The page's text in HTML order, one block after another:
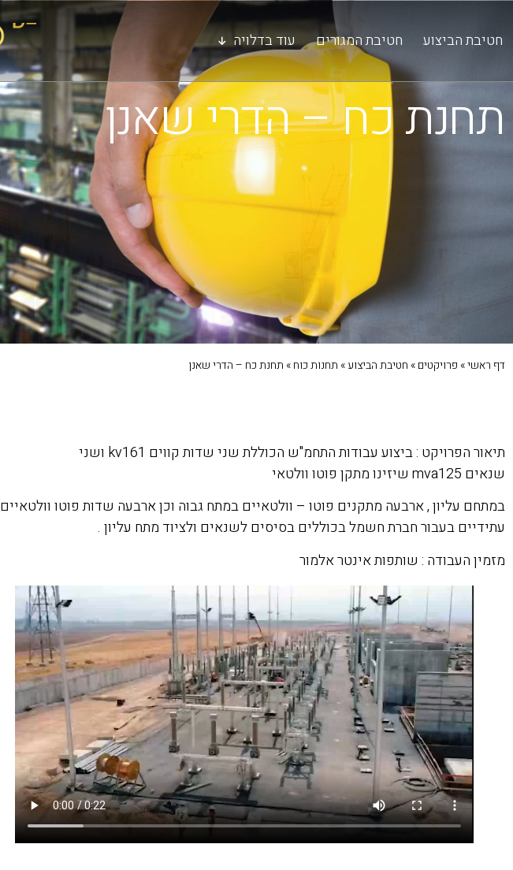
חטיבת הביצוע חטיבת המגורים עוד בדלויה
תחנת כח – הדרי שאנן
דף ראשי» פרויקטים» חטיבת הביצוע» תחנות כוח» תחנת כח – הדרי שאנן
תיאור הפרויקט : ביצוע עבודות התחמ"ש הכוללת שני שדות קווים kv161 ושני
שנאים mva125 שיזינו מתקן פוטו וולטאי
במתחם עליון , ארבעה מתקנים פוטו – וולטאיים במתח גבוה וכן ארבעה שדות פוטו וולטאיים
עתידיים בעבור חברת חשמל בכוללים בסיסים לשנאים ולציוד מתח עליון .
מזמין העבודה : שותפות אינטר אלמור